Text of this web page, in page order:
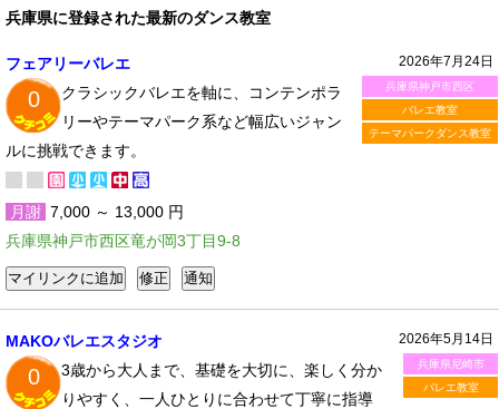
兵庫県に登録された最新のダンス教室
2026年7月24日
兵庫県神戸市西区
バレエ教室
テーマパークダンス教室
フェアリーバレエ
0
クラシックバレエを軸に、コンテンポラ
リーやテーマパーク系など幅広いジャン
ルに挑戦できます。
月謝 7,000 ～ 13,000 円
兵庫県神戸市西区竜が岡3丁目9-8
2026年5月14日
兵庫県尼崎市
バレエ教室
MAKOバレエスタジオ
0
3歳から大人まで、基礎を大切に、楽しく分か
りやすく、一人ひとりに合わせて丁寧に指導